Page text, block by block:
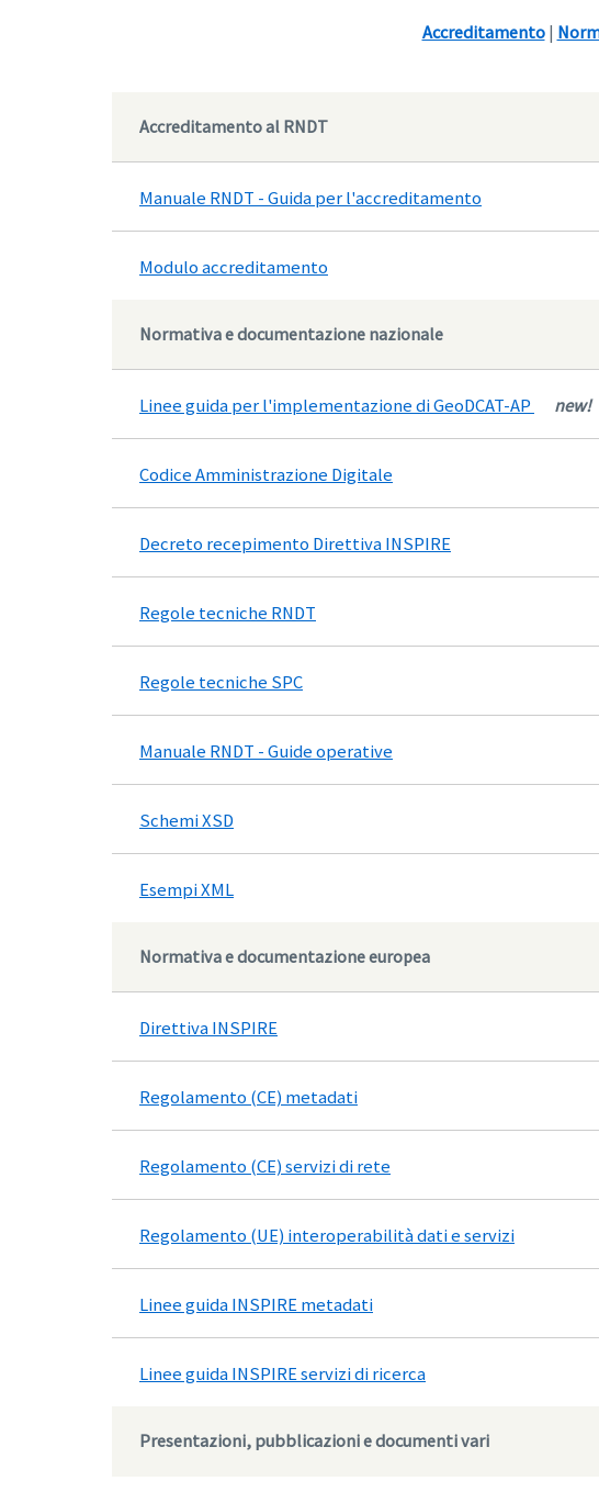
Accreditamento|
Accreditamento al RNDT
Manuale RNDT - Guida per l'accreditamento
Modulo accreditamento
Normativa e documentazione nazionale
Linee guida per l'implementazione di GeoDCAT-AP new!
Codice Amministrazione Digitale
Decreto recepimento Direttiva INSPIRE
Regole tecniche RNDT
Regole tecniche SPC
Manuale RNDT - Guide operative
Schemi XSD
Esempi XML
Normativa e documentazione europea
Direttiva INSPIRE
Regolamento (CE) metadati
Regolamento (CE) servizi di rete
Regolamento (UE) interoperabilità dati e servizi
Linee guida INSPIRE metadati
Linee guida INSPIRE servizi di ricerca
Presentazioni, pubblicazioni e documenti vari